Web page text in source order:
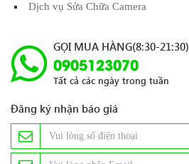
Dịch vụ Sửa Chữa Camera
GỌI MUA HÀNG(8:30-21:30)
0905123070
Tất cả các ngày trong tuần
Đăng ký nhận báo giá